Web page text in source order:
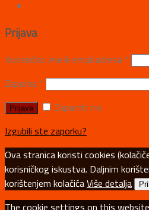
Prijava
Korisničko ime ili email adresa *
Zaporka *
Zapamti me
Izgubili ste zaporku?
Ova stranica koristi cookies
korisničkog iskustva. Daljnim
korištenjem kolačićaViše detalja
The cookie settings on this